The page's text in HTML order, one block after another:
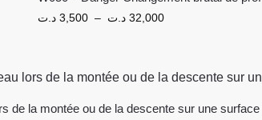
3,500 د.ت – 32,000 د.ت
de la montée ou de la descente sur une